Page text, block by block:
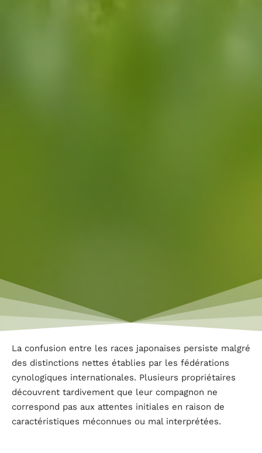
La confusion entre les races japonaises persiste malgré
des distinctions nettes établies par les fédérations
cynologiques internationales. Plusieurs propriétaires
découvrent tardivement que leur compagnon ne
correspond pas aux attentes initiales en raison de
caractéristiques méconnues ou mal interprétées.